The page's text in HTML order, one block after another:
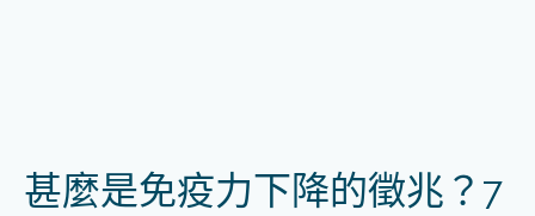
甚麼是免疫力下降的徵兆？7